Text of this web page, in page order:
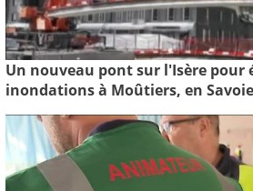
Un nouveau pont sur l'Isère pour
inondations à Moûtiers, en Savoie